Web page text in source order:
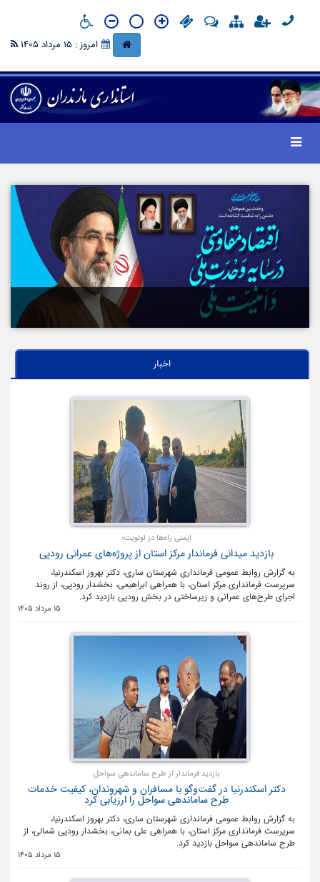
امروز : 15 مرداد 1405
اخبار
ایمنی راه‌ها در اولویت؛
بازدید میدانی فرماندار مرکز استان از پروژه‌های عمرانی رودپی
به گزارش روابط عمومی فرمانداری شهرستان ساری، دکتر بهروز اسکندرنیا،
سرپرست فرمانداری مرکز استان، با همراهی ابراهیمی، بخشدار رودپی، از روند
اجرای طرح‌های عمرانی و زیرساختی در بخش رودپی بازدید کرد.
15 مرداد 1405
بازدید فرماندار از طرح ساماندهی سواحل
دکتر اسکندرنیا در گفت‌وگو با مسافران و شهروندان، کیفیت خدمات
طرح ساماندهی سواحل را ارزیابی کرد
به گزارش روابط عمومی فرمانداری شهرستان ساری، دکتر بهروز اسکندرنیا،
سرپرست فرمانداری مرکز استان، با همراهی علی بمانی، بخشدار رودپی شمالی، از
طرح ساماندهی سواحل بازدید کرد.
15 مرداد 1405